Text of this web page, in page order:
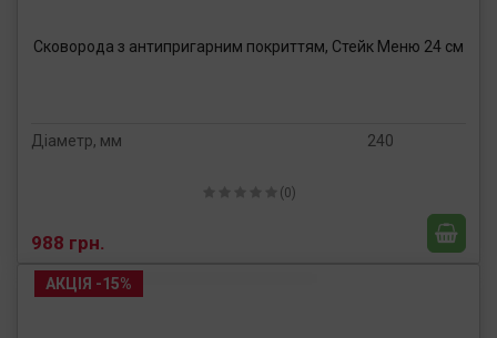
Сковорода з антипригарним покриттям, Стейк Меню 24 см
Діаметр, мм 240
(0)
988 грн.
АКЦІЯ -15%